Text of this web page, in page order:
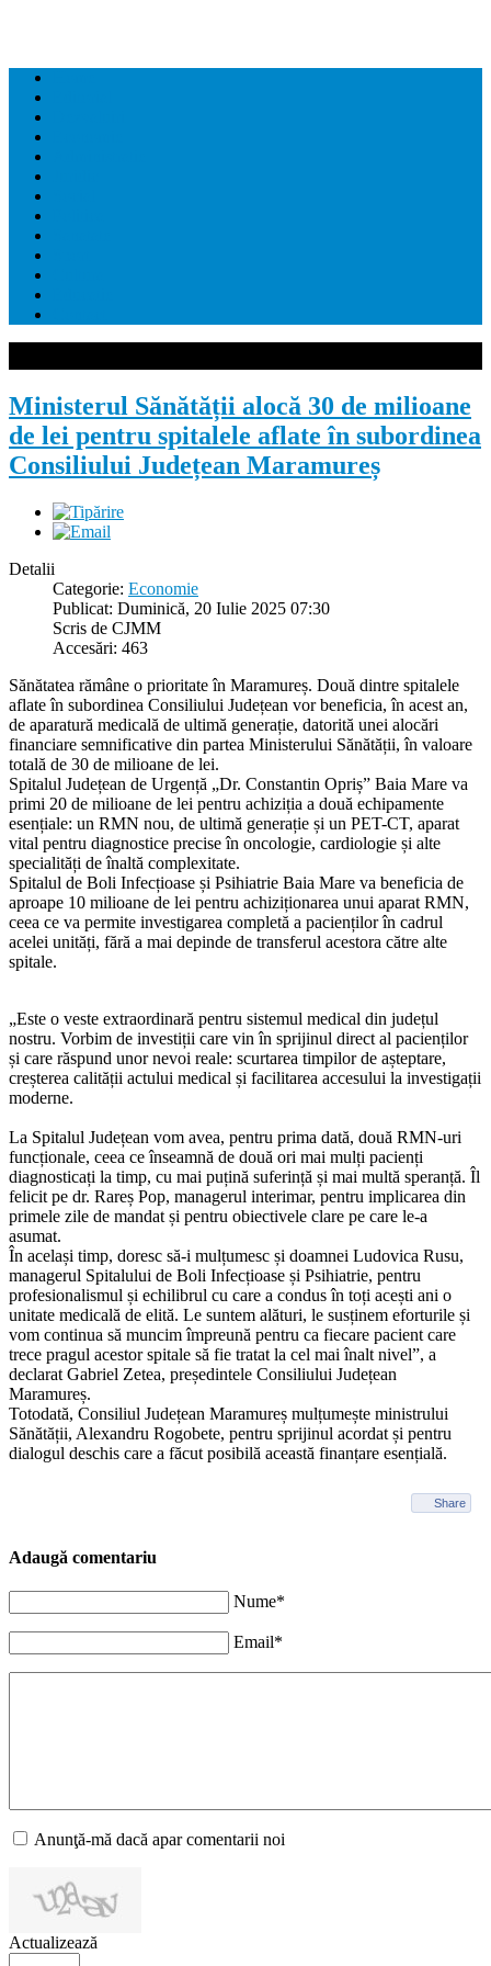
Ministerul Sănătății alocă 30 de milioane
de lei pentru spitalele aflate în subordinea
Consiliului Județean Maramureș
Detalii
Categorie: Economie
Publicat: Duminică, 20 Iulie 2025 07:30
Scris de CJMM
Accesări: 463
Sănătatea rămâne o prioritate în Maramureș. Două dintre spitalele
aflate în subordinea Consiliului Județean vor beneficia, în acest an,
de aparatură medicală de ultimă generație, datorită unei alocări
financiare semnificative din partea Ministerului Sănătății, în valoare
totală de 30 de milioane de lei.
Spitalul Județean de Urgență „Dr. Constantin Opriș” Baia Mare va
primi 20 de milioane de lei pentru achiziția a două echipamente
esențiale: un RMN nou, de ultimă generație și un PET-CT, aparat
vital pentru diagnostice precise în oncologie, cardiologie și alte
specialități de înaltă complexitate.
Spitalul de Boli Infecțioase și Psihiatrie Baia Mare va beneficia de
aproape 10 milioane de lei pentru achiziționarea unui aparat RMN,
ceea ce va permite investigarea completă a pacienților în cadrul
acelei unități, fără a mai depinde de transferul acestora către alte
spitale.
„Este o veste extraordinară pentru sistemul medical din județul
nostru. Vorbim de investiții care vin în sprijinul direct al pacienților
și care răspund unor nevoi reale: scurtarea timpilor de așteptare,
creșterea calității actului medical și facilitarea accesului la investigații
moderne.
La Spitalul Județean vom avea, pentru prima dată, două RMN-uri
funcționale, ceea ce înseamnă de două ori mai mulți pacienți
diagnosticați la timp, cu mai puțină suferință și mai multă speranță. Îl
felicit pe dr. Rareș Pop, managerul interimar, pentru implicarea din
primele zile de mandat și pentru obiectivele clare pe care le-a
asumat.
În același timp, doresc să-i mulțumesc și doamnei Ludovica Rusu,
managerul Spitalului de Boli Infecțioase și Psihiatrie, pentru
profesionalismul și echilibrul cu care a condus în toți acești ani o
unitate medicală de elită. Le suntem alături, le susținem eforturile și
vom continua să muncim împreună pentru ca fiecare pacient care
trece pragul acestor spitale să fie tratat la cel mai înalt nivel”, a
declarat Gabriel Zetea, președintele Consiliului Județean
Maramureș.
Totodată, Consiliul Județean Maramureș mulțumește ministrului
Sănătății, Alexandru Rogobete, pentru sprijinul acordat și pentru
dialogul deschis care a făcut posibilă această finanțare esențială.
Share
Adaugă comentariu
Nume*
Email*
Anunţă-mă dacă apar comentarii noi
Actualizează